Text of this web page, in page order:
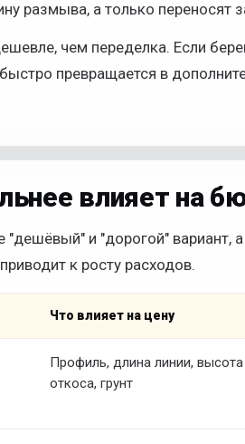
размыва, а только переносят
чем переделка. Если
превращается в
влияет на
и "дорогой" вариант,
к росту расходов.
Что влияет на цену
Профиль, длина линии, высота
откоса, грунт